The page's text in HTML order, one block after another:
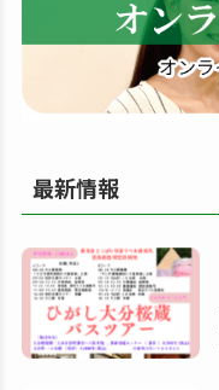
最新情報